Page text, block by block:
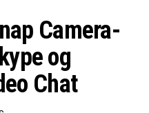
Camera-
og
Chat